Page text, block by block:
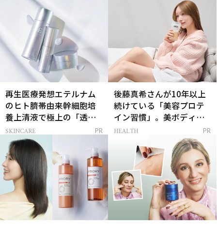
再生医療発想エテルナム
のヒト臍帯由来幹細胞培
養上清液で極上の「透明
感ハリ肌」へ
SKINCARE PR
後藤真希さんが10年以上
続けている「美容プロテ
イン習慣」。美ボディを
支える朝ルーティンと
HEALTH PR